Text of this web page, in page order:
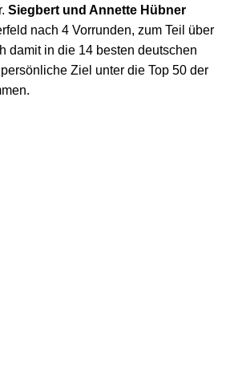
Siegbert und Annette Hübner
nach 4 Vorrunden, zum Teil über
damit in die 14 besten deutschen
Ziel unter die Top 50 der